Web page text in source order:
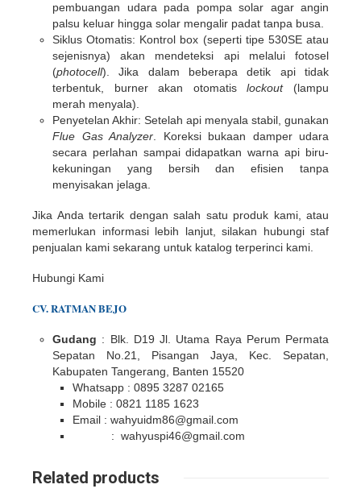
pembuangan udara pada pompa solar agar angin
palsu keluar hingga solar mengalir padat tanpa busa.
Siklus Otomatis: Kontrol box (seperti tipe 530SE atau
sejenisnya) akan mendeteksi api melalui fotosel
(photocell). Jika dalam beberapa detik api tidak
terbentuk, burner akan otomatislockout(lampu
merah menyala).
Penyetelan Akhir: Setelah api menyala stabil, gunakan
Flue Gas Analyzer. Koreksi bukaan damper udara
secara perlahan sampai didapatkan warna api biru-
kekuningan yang bersih dan efisien tanpa
menyisakan jelaga.
Jika Anda tertarik dengan salah satu produk kami, atau
memerlukan informasi lebih lanjut, silakan hubungi staf
penjualan kami sekarang untuk katalog terperinci kami.
Hubungi Kami
CV. RATMAN BEJO
Gudang : Blk. D19 Jl. Utama Raya Perum Permata
Sepatan No.21, Pisangan Jaya, Kec. Sepatan,
Kabupaten Tangerang, Banten 15520
Whatsapp : 0895 3287 02165
Mobile : 0821 1185 1623
Email : wahyuidm86@gmail.com
: wahyuspi46@gmail.com
Related products